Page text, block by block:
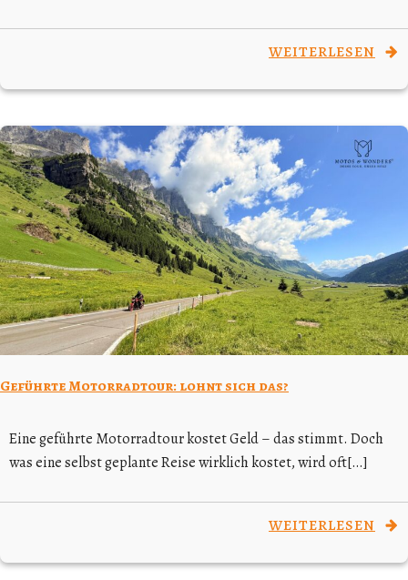
WEITERLESEN
Geführte Motorradtour: lohnt sich das?
Eine geführte Motorradtour kostet Geld – das stimmt. Doch
was eine selbst geplante Reise wirklich kostet, wird oft[…]
WEITERLESEN